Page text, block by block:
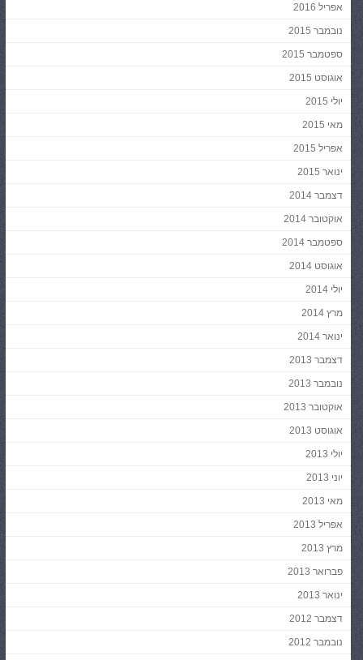
אפריל 2016
נובמבר 2015
ספטמבר 2015
אוגוסט 2015
יולי 2015
מאי 2015
אפריל 2015
ינואר 2015
דצמבר 2014
אוקטובר 2014
ספטמבר 2014
אוגוסט 2014
יולי 2014
מרץ 2014
ינואר 2014
דצמבר 2013
נובמבר 2013
אוקטובר 2013
אוגוסט 2013
יולי 2013
יוני 2013
מאי 2013
אפריל 2013
מרץ 2013
פברואר 2013
ינואר 2013
דצמבר 2012
נובמבר 2012